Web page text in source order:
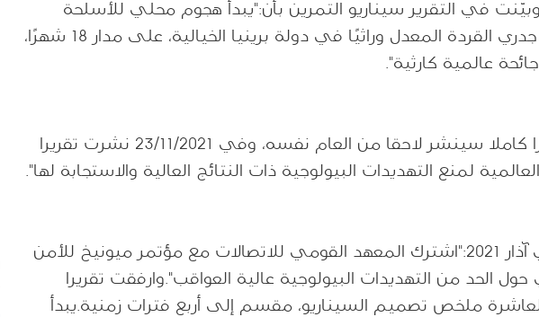
في التقرير سيناريو التمرين بأن:"يبدأ هجوم محلي للأسلحة
البيولوجية بفيروس جدري القردة المعدل وراثيًا في دولة برينيا الخيالية، على مدار 18 شهرًا،
عالمية كارثية".
وأشارت NTI أن تقريرا كاملا سينشر لاحقا من العام نفسه، وفي 23/11/2021 نشرت تقريرا
لمنع التهديدات البيولوجية ذات النتائج العالية والاستجابة لها".
وذكر التقرير أنه في آذار 2021:"اشترك المعهد القومي للاتصالات مع مؤتمر ميونيخ للأمن
الحد من التهديدات البيولوجية عالية العواقب".وارفقت تقريرا
ملخص تصميم السيناريو، مقسم إلى أربع فترات زمنية.يبدأ